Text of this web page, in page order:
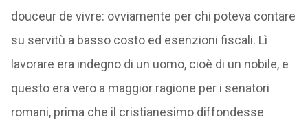
douceur de vivre: ovviamente per chi poteva contare
su servitù a basso costo ed esenzioni fiscali. Lì
lavorare era indegno di un uomo, cioè di un nobile, e
questo era vero a maggior ragione per i senatori
romani, prima che il cristianesimo diffondesse